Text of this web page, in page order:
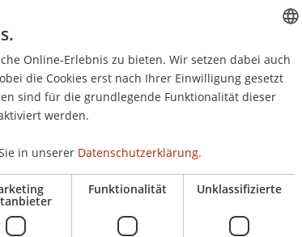
der organisierten
Prof. Dr.
Compliance und
von Prof.
am
Franzens-
(Institut für
Mitarbeiter an
GERMAN
ENGLISH
Online-Erlebnis zu bieten. Wir setzen dabei auch
die Cookies erst nach Ihrer Einwilligung gesetzt
sind für die grundlegende Funktionalität dieser
werden.
in unserer Datenschutzerklärung.
Funktionalität Unklassifizierte